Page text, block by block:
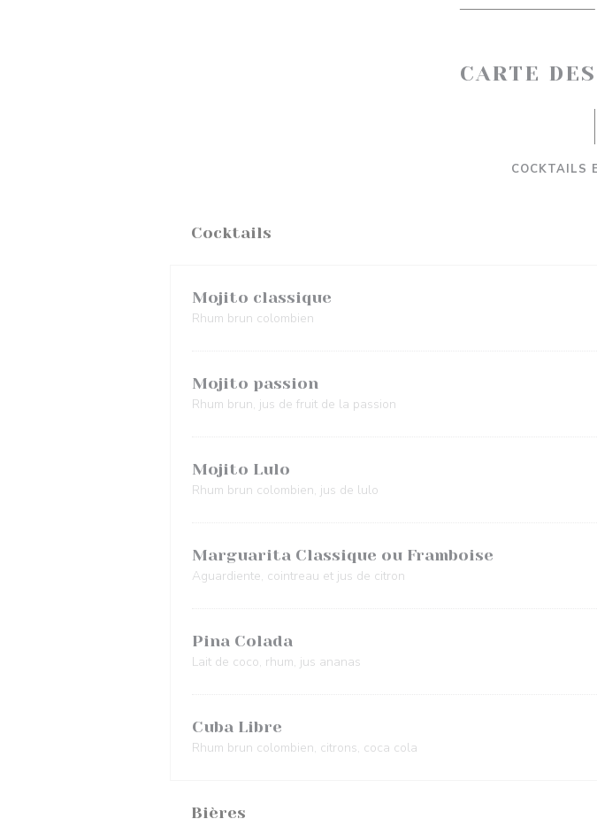
CARTE
COCKTAILS
Cocktails
Mojito classique
Rhum brun colombien
Mojito passion
Rhum brun, jus de fruit de la passion
Mojito Lulo
Rhum brun colombien, jus de lulo
Marguarita Classique ou Framboise
Aguardiente, cointreau et jus de citron
Pina Colada
Lait de coco, rhum, jus ananas
Cuba Libre
Rhum brun colombien, citrons, coca cola
Bières